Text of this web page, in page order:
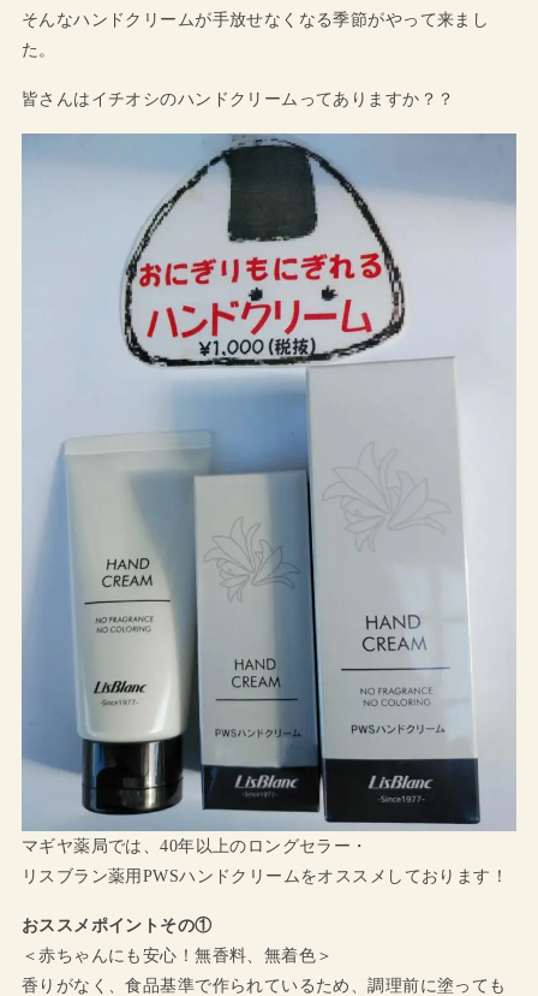
そんなハンドクリームが手放せなくなる季節がやって来まし
た。
皆さんはイチオシのハンドクリームってありますか？？
マギヤ薬局では、40年以上のロングセラー・
リスブラン薬用PWSハンドクリームをオススメしております！
おススメポイントその①
＜赤ちゃんにも安心！無香料、無着色＞
香りがなく、食品基準で作られているため、調理前に塗っても